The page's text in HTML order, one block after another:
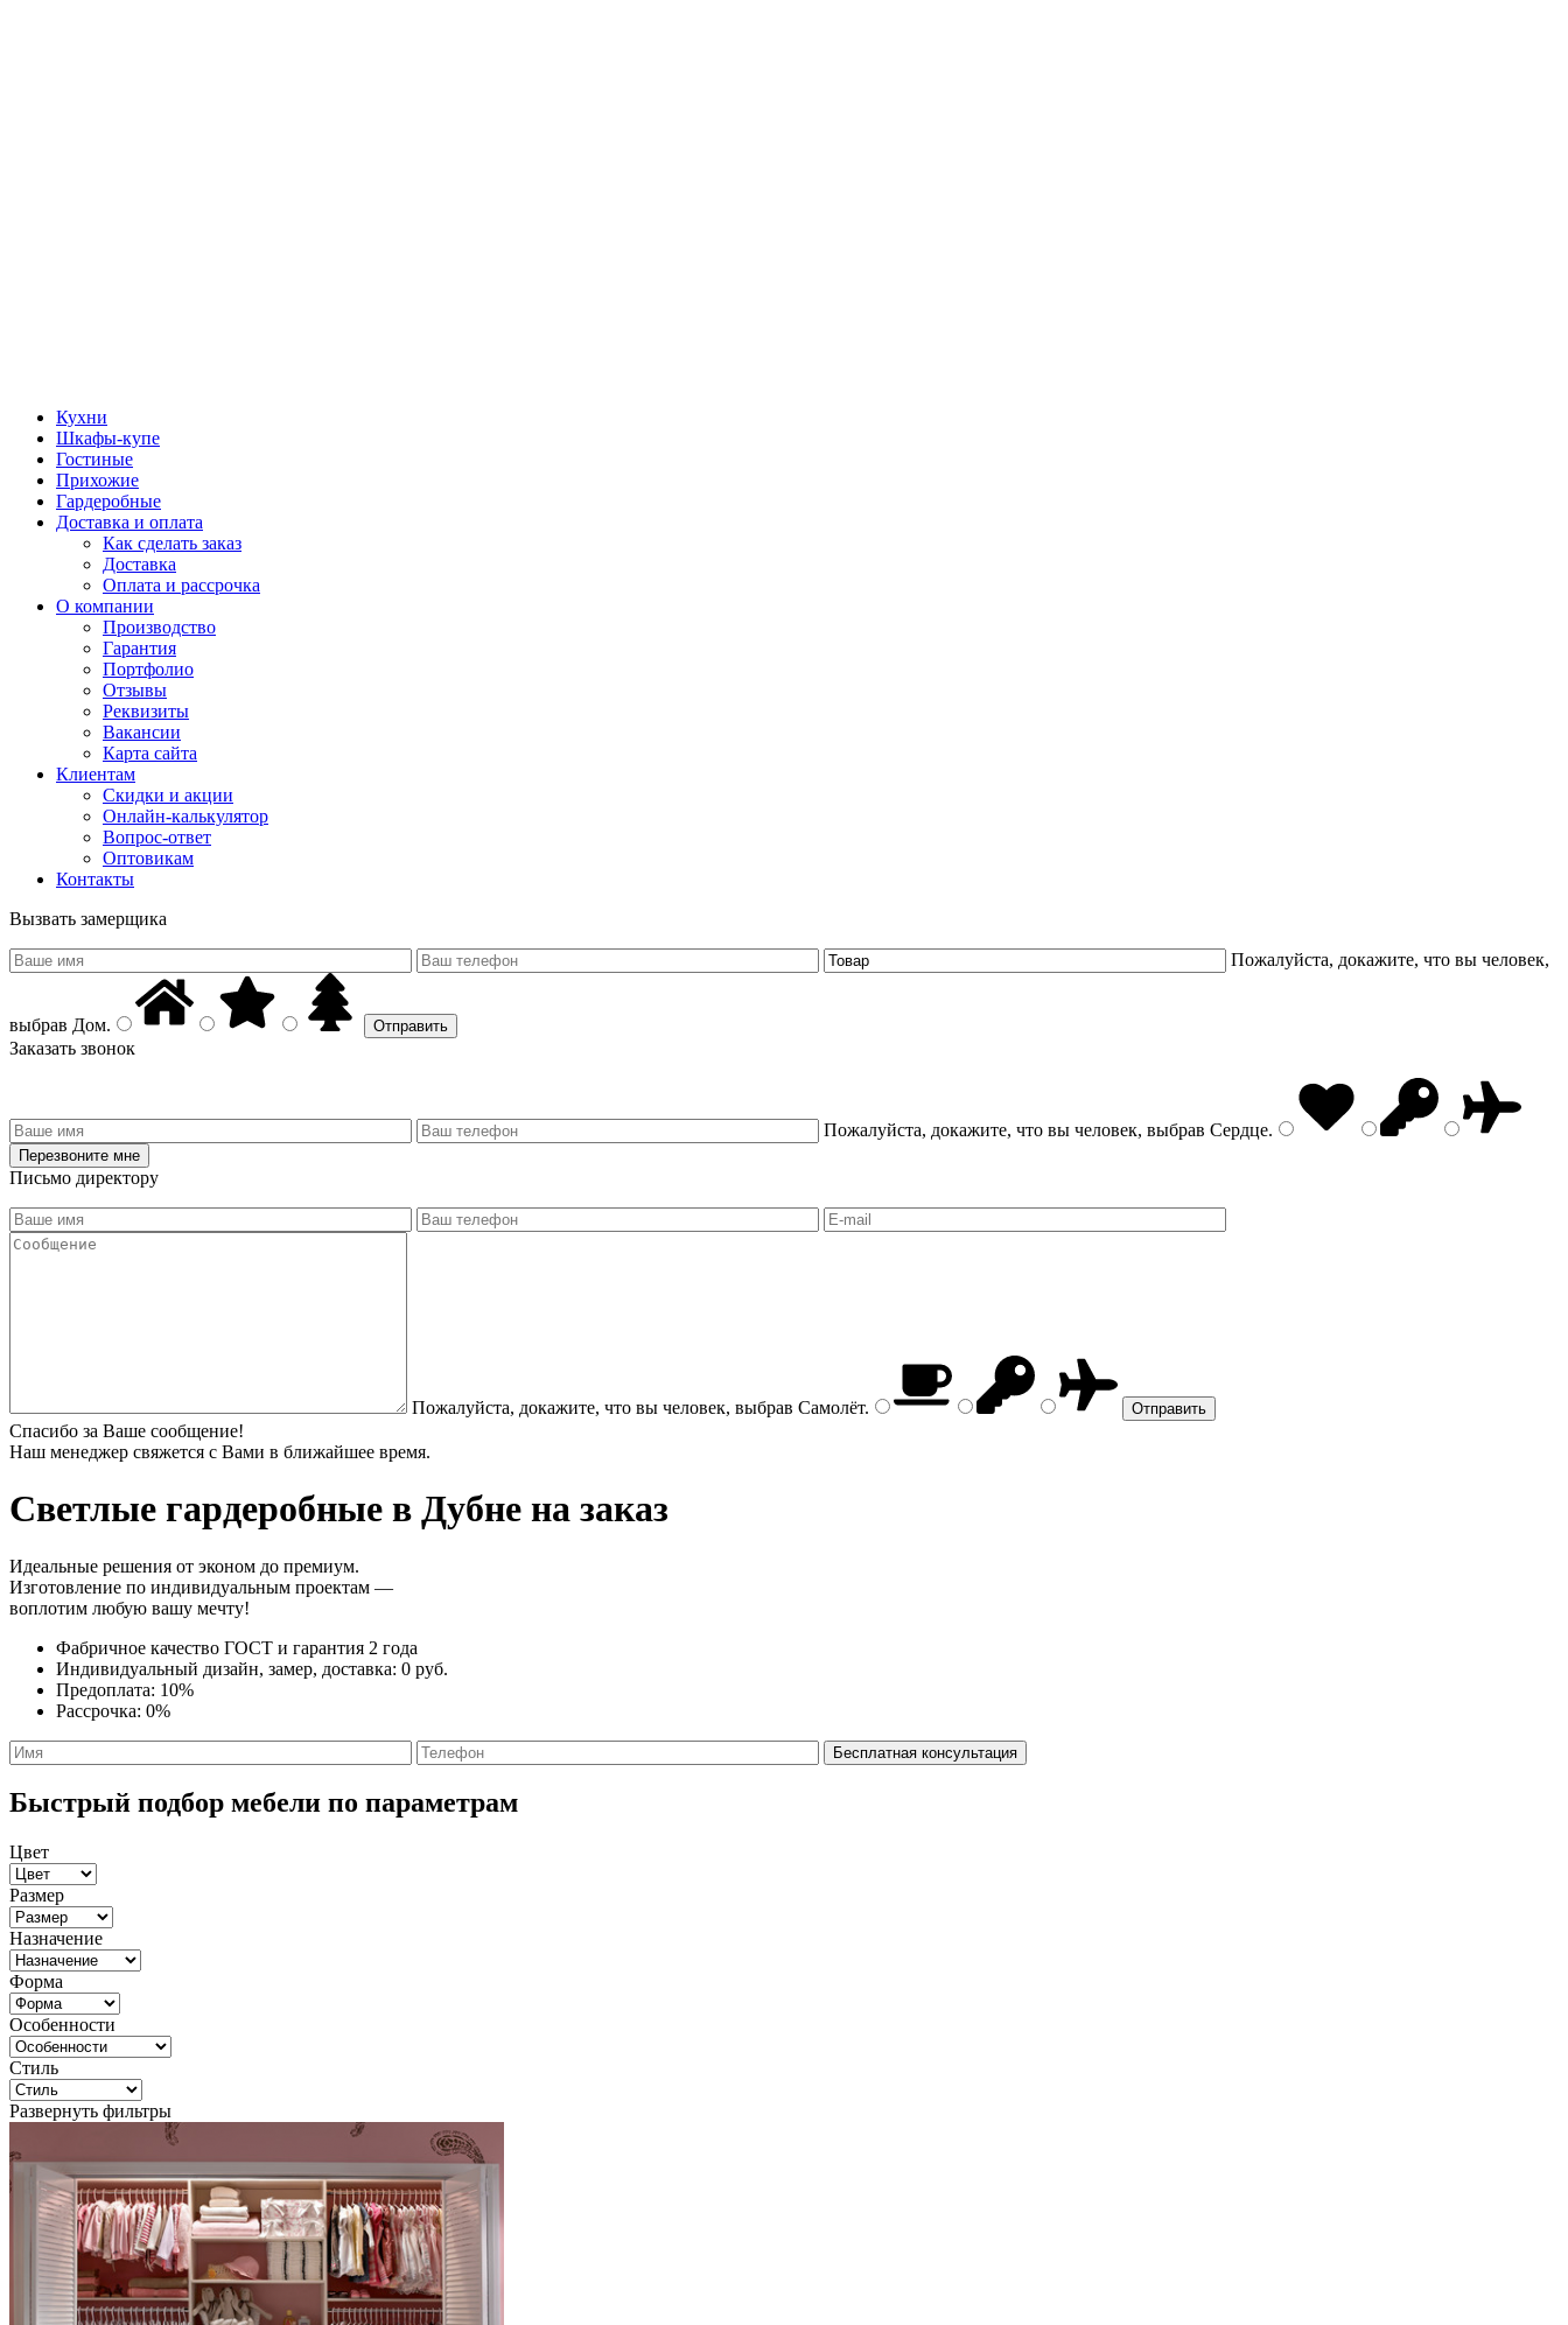
Кухни
Шкафы-купе
Гостиные
Прихожие
Гардеробные
Доставка и оплата
Как сделать заказ
Доставка
Оплата и рассрочка
О компании
Производство
Гарантия
Портфолио
Отзывы
Реквизиты
Вакансии
Карта сайта
Клиентам
Скидки и акции
Онлайн-калькулятор
Вопрос-ответ
Оптовикам
Контакты
Вызвать замерщика
Пожалуйста, докажите, что вы человек,
выбрав Дом.
Заказать звонок
Пожалуйста, докажите, что вы человек, выбрав Сердце.
Письмо директору
Пожалуйста, докажите, что вы человек, выбрав Самолёт.
Спасибо за Ваше сообщение!
Наш менеджер свяжется с Вами в ближайшее время.
Светлые гардеробные в Дубне на заказ
Идеальные решения от эконом до премиум.
Изготовление по индивидуальным проектам —
воплотим любую вашу мечту!
Фабричное качество ГОСТ и гарантия 2 года
Индивидуальный дизайн, замер, доставка: 0 руб.
Предоплата: 10%
Рассрочка: 0%
Быстрый подбор мебели по параметрам
Цвет
Размер
Назначение
Форма
Особенности
Стиль
Развернуть фильтры